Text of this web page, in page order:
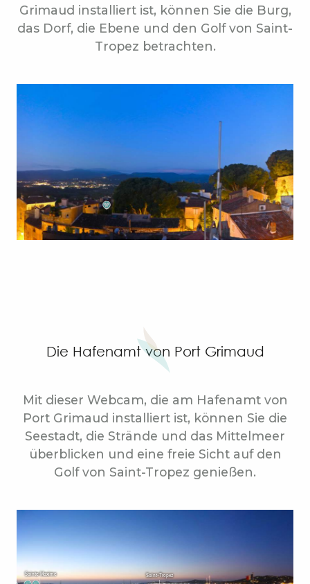
Grimaud installiert ist, können Sie die Burg,
das Dorf, die Ebene und den Golf von Saint-
Tropez betrachten.
Die Hafenamt von Port Grimaud
Mit dieser Webcam, die am Hafenamt von
Port Grimaud installiert ist, können Sie die
Seestadt, die Strände und das Mittelmeer
überblicken und eine freie Sicht auf den
Golf von Saint-Tropez genießen.